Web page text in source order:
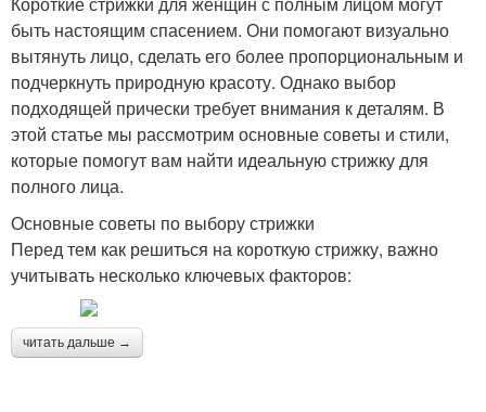
быть настоящим спасением. Они помогают визуально
вытянуть лицо, сделать его более пропорциональным и
подчеркнуть природную красоту. Однако выбор
подходящей прически требует внимания к деталям. В
этой статье мы рассмотрим основные советы и стили,
которые помогут вам найти идеальную стрижку для
полного лица.
Основные советы по выбору стрижки
Перед тем как решиться на короткую стрижку, важно
учитывать несколько ключевых факторов:
читать дальше →